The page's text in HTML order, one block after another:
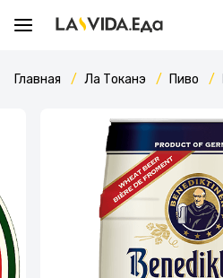
Главная Ла Токанэ Пиво